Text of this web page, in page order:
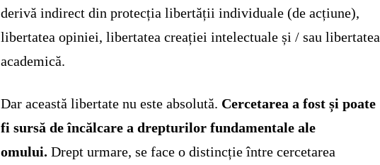
derivă indirect din protecția libertății individuale (de acțiune),
libertatea opiniei, libertatea creației intelectuale și / sau libertatea
academică.
Dar această libertate nu este absolută. Cercetarea a fost și poate
fi sursă de încălcare a drepturilor fundamentale ale
omului.Drept urmare, se face o distincție între cercetarea